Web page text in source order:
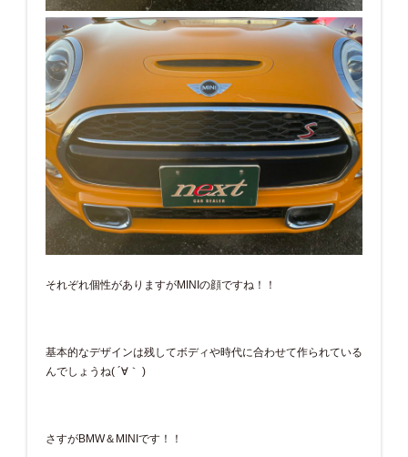
それぞれ個性がありますがMINIの顔ですね！！
基本的なデザインは残してボディや時代に合わせて作られている
んでしょうね( ´∀｀ )
さすがBMW＆MINIです！！